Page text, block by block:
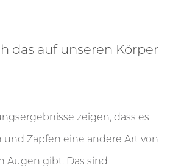
das auf unseren Körper
zeigen, dass es
Zapfen eine andere Art von
Augen gibt. Das sind